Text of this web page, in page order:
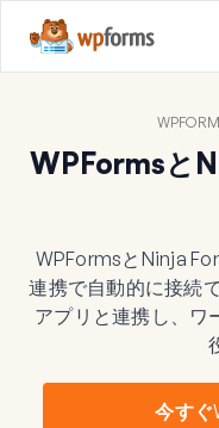
WPFormsと
WPFormsとNinja
連携で自動的に接続
アプリと連携し、ワ
今すぐ